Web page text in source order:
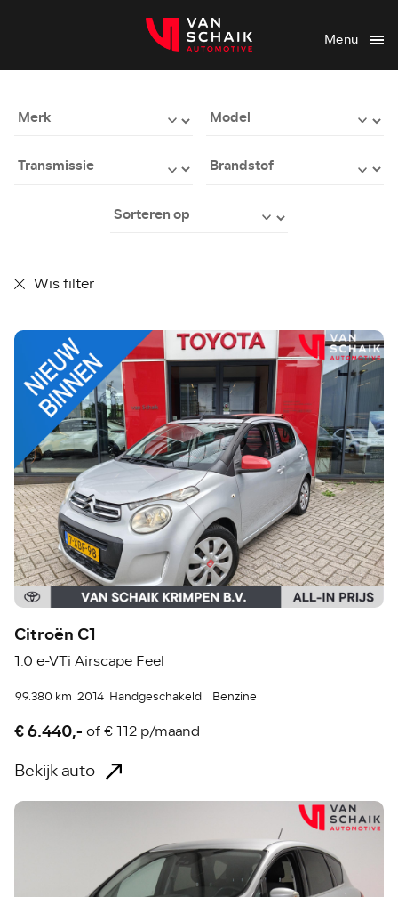
Menu
Wis filter
Citroën C1
1.0 e-VTi Airscape Feel
99.380 km 2014 Handgeschakeld Benzine
€ 6.440,- of€ 112 p/maand
Bekijk auto